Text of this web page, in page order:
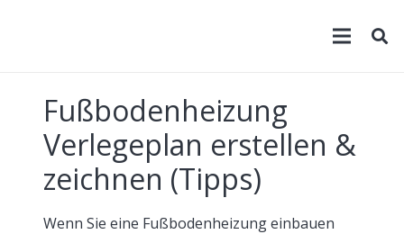
Fußbodenheizung
Verlegeplan erstellen &
zeichnen (Tipps)
Wenn Sie eine Fußbodenheizung einbauen